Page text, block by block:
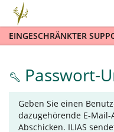
EINGESCHRÄNKTER
Sommerschließzeit und
9.7.2026 und dem
mit großer zeitlicher
werden. Ab dem
zur Verfügung. Bitte
auf derSupportseite.
Passwort-
Geben Sie einen
dazugehörende E-
Abschicken. ILIAS